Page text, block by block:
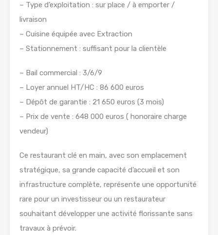
– Type d’exploitation : sur place / à emporter /
livraison
– Cuisine équipée avec Extraction
– Stationnement : suffisant pour la clientèle
– Bail commercial : 3/6/9
– Loyer annuel HT/HC : 86 600 euros
– Dépôt de garantie : 21 650 euros (3 mois)
– Prix de vente : 648 000 euros ( honoraire charge
vendeur)
Ce restaurant clé en main, avec son emplacement
stratégique, sa grande capacité d’accueil et son
infrastructure complète, représente une opportunité
rare pour un investisseur ou un restaurateur
souhaitant développer une activité florissante sans
travaux à prévoir.